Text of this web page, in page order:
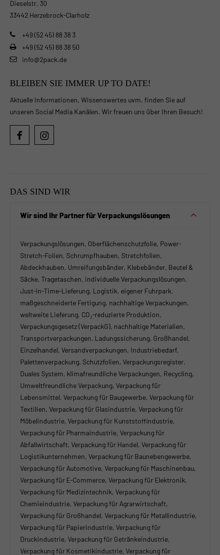
Dieselstr. 30
33442 Herzebrock-Clarholz
+49 (52 45) 88 38 3
+49 (52 45) 88 38 50
info@2pack.de
BLEIBEN SIE IMMER UP TO DATE!
Aktuelle Informationen, Wissenswertes uvm. finden Sie auf
unseren Social Media Kanälen. Wir freuen uns über Ihren Besuch!
DAS SIND WIR
Wir sind Ihr Partner für Verpackungslösungen
Verpackungslösungen, Oberflächenschutzfolie, Power-
Stretch-Folien, Schrumpfhauben, Stretchfolien,
Abdeckhauben, Umreifungsbänder, Klebebänder, Beutel &
Säcke, Tragetaschen, individuelle Verpackungslösungen,
Just-in-Time-Lieferung, Logistik, eigener Fuhrpark,
maßgeschneiderte Fertigung, nachhaltige Verpackungen,
weltweite Lieferung, CO₂-reduzierte Produktion,
Verpackungsgesetz (VerpackG), nachhaltige Materialien,
Transportverpackungen, Ladungssicherung, Großhandel,
Einzelhandel, Versandverpackungen, Industriebedarf,
Palettenverpackung, Schutzfolien, Verpackungsregister,
Duales System, klimafreundliche Verpackungen, Recycling,
Umweltfreundliche Verpackung, Verpackung für
Lebensmittel, Verpackung für Baugewerbe, Verpackung für
Textilien, Verpackung für Glasindustrie, Verpackung für
Möbelindustrie, Verpackung für Kunststoffindustrie,
Verpackung für Pharmaindustrie, Verpackung für
Abfallwirtschaft, Verpackung für Handel, Verpackung für
Logistikunternehmen, Verpackung für Baunebengewerbe,
Verpackung für Automotive, Verpackung für Maschinenbau,
Verpackung für E-Commerce, Verpackung für Elektronik,
Verpackung für Medizintechnik, Verpackung für
Chemieindustrie, Verpackung für Agrarwirtschaft,
Verpackung für Großhandel, Verpackung für Metallindustrie,
Verpackung für Papierindustrie, Verpackung für
Druckindustrie, Verpackung für Getränkeindustrie,
Verpackung für Kosmetikindustrie, Verpackung für